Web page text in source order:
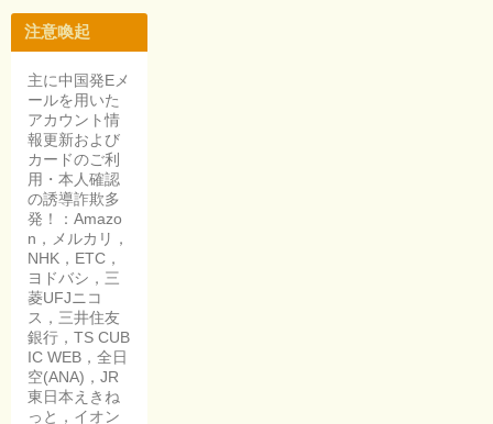
注意喚起
主に中国発Eメ
ールを用いた
アカウント情
報更新および
カードのご利
用・本人確認
の誘導詐欺多
発！：Amazo
n，メルカリ，
NHK，ETC，
ヨドバシ，三
菱UFJニコ
ス，三井住友
銀行，TS CUB
IC WEB，全日
空(ANA)，JR
東日本えきね
っと，イオン